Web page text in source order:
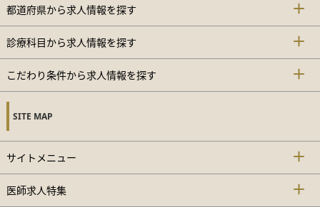
都道府県から求人情報を探す
診療科目から求人情報を探す
こだわり条件から求人情報を探す
SITE MAP
サイトメニュー
医師求人特集